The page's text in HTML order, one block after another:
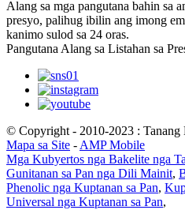
Alang sa mga pangutana bahin sa
presyo, palihug ibilin ang imong
kanimo sulod sa 24 oras.
Pangutana Alang sa Listahan sa
© Copyright - 2010-2023 : Tanang
Mapa sa Site - AMP Mobile
Mga Kubyertos nga Bakelite nga
Gunitanan sa Pan nga Dili Mainit,
Phenolic nga Kuptanan sa Pan,
Universal nga Kuptanan sa Pan,